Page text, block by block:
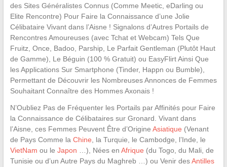
des Sites Généralistes Connus (Comme Meetic, eDarling ou
Elite Rencontre) Pour Faire la Connaissance d’une Jolie
Célibataire Vivant dans l’Aisne ! Signalons d’Autres Portails de
Rencontres Amoureuses (avec Tchat et Webcam) Tels Que
Fruitz, Once, Badoo, Parship, Le Parfait Gentleman (Plutôt Haut
de Gamme), Le Béguin (100 % Gratuit) ou EasyFlirt Ainsi Que
les Applications Sur Smartphone (Tinder, Happn ou Bumble),
Permettant de Découvrir les Nombreuses Annonces de Femmes
Souhaitant Connaître des Hommes Axonais !
N’Oubliez Pas de Fréquenter les Portails par Affinités pour Faire
la Connaissance de Célibataires sur Gronard. Vivant dans
l’Aisne, ces Femmes Peuvent Être d’Origine Asiatique (Venant
de Pays Comme la Chine , la Turquie, le Cambodge, l’Inde, le
VietNam ou le Japon …), Nées en Afrique (du Togo, du Mali, de
Tunisie ou d’un Autre Pays du Maghreb …) ou Venir desAntilles